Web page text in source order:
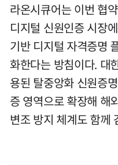
라온시큐어는 이번 협
디지털 신원인증 시장
기반 디지털 자격증명
화한다는 방침이다. 대
용된 탈중앙화 신원증
증 영역으로 확장해 해
변조 방지 체계도 함께